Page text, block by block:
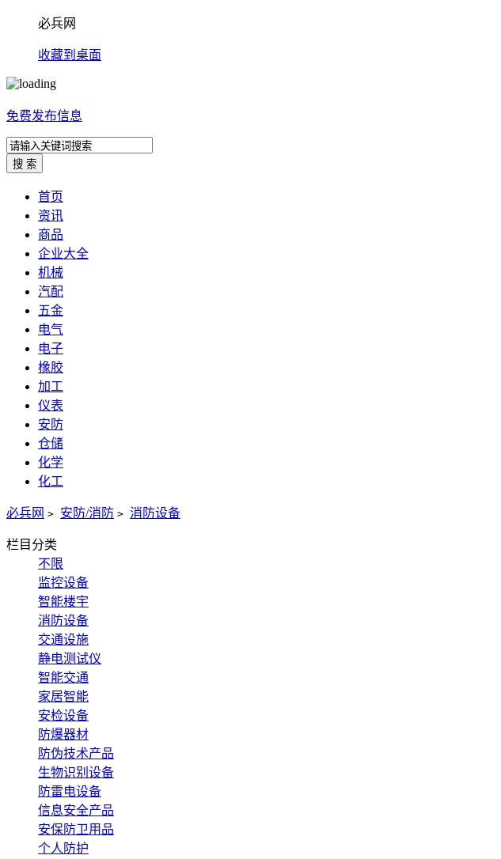
必兵网
收藏到桌面
免费发布信息
首页
资讯
商品
企业大全
机械
汽配
五金
电气
电子
橡胶
加工
仪表
安防
仓储
化学
化工
必兵网 > 安防/消防 > 消防设备
栏目分类
不限
监控设备
智能楼宇
消防设备
交通设施
静电测试仪
智能交通
家居智能
安检设备
防爆器材
防伪技术产品
生物识别设备
防雷电设备
信息安全产品
安保防卫用品
个人防护